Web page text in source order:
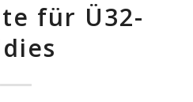
für Ü32-